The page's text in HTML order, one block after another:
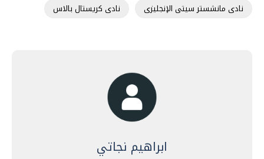
نادى مانشستر سيتى الإنجليزى
نادى كريستال بالاس
ابراهيم نجاتي